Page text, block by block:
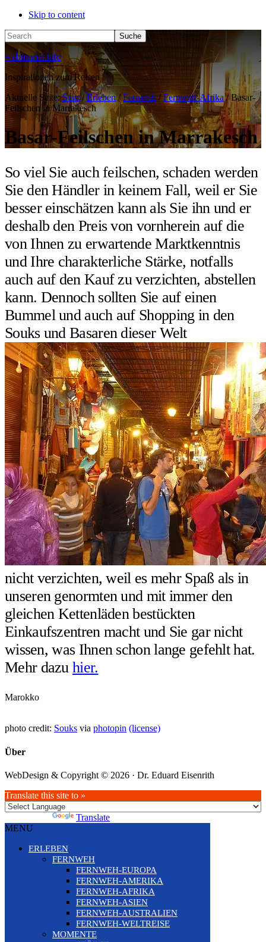
Skip to content
Search
webtourist.info
Inspirationen zum Reisen
Aktuelle Seite:Start / Erleben / Fernweh / Fernweh-Afrika /Basar-
Feilschen in Marrakesch
Basar-Feilschen in Marrakesch
So viel Sie auch feilschen, schaden werden
Sie den Händler in keinem Fall, weil er Sie
besser einschätzen kann als Sie ihn und er
deshalb den Preis von vornherein auf die
von Ihnen zu erwartende Marktkenntnis
und Ihre charakterliche Stärke, notfalls
auch auf den Kauf zu verzichten, abstellen
kann. Dennoch sollten Sie auf einen
Bummel und auch auf Shopping in den
Souks und Basaren dieser Welt
nicht verzichten, weil es mehr Spaß als in
unseren genormten und mit immer den
gleichen Kettenläden bestückten
Einkaufszentren macht und Sie gar nicht
wissen, was Ihnen schon lange gefehlt hat.
Mehr dazuhier.
Marokko
photo credit: Souks via photopin (license)
Über
WebDesign & Copyright © 2026 · Dr. Eduard Eisenrith
Translate this site to »
Translate
MENU
ERLEBEN
FERNWEH
FERNWEH-EUROPA
FERNWEH-AMERIKA
FERNWEH-AFRIKA
FERNWEH-ASIEN
FERNWEH-AUSTRALIEN
FERNWEH-WELTREISE
MOMENTE